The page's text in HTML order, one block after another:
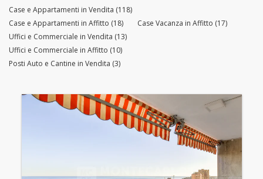
Case e Appartamenti in Vendita (118)
Case e Appartamenti in Affitto (18)
Case Vacanza in Affitto (17)
Uffici e Commerciale in Vendita (13)
Uffici e Commerciale in Affitto (10)
Posti Auto e Cantine in Vendita (3)